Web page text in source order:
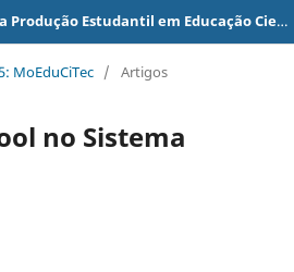
Mostra Interativa da Produção Estudantil em Educação Científica e Tecnológica
MoEduCiTec / Artigos
no Sistema